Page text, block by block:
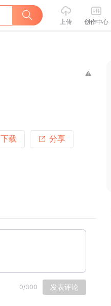
上传 创作中心
下载 分享
0/300 发表评论